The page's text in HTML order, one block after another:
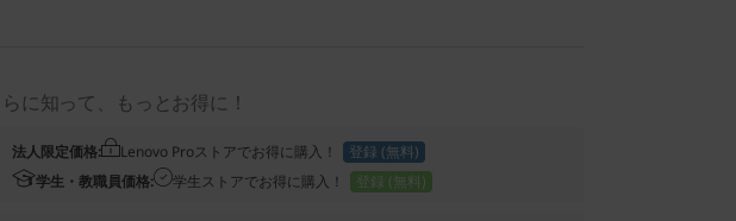
に知って、もっとお得に！
法人限定価格: Lenovo Proストアでお得に購入！
登録 (無料)
学生・教職員価格:
学生ストアでお得に購入！ 登録 (無料)